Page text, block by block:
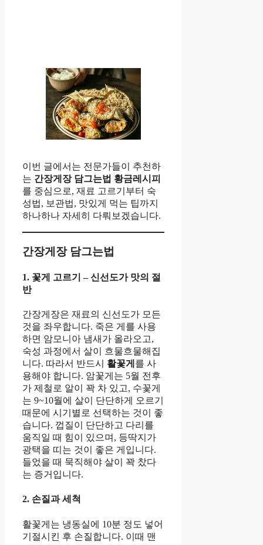
이번 글에서는 전문가들이 추천하
는 간장게장 담그는법 황금레시피
를 중심으로, 재료 고르기부터 숙
성법, 보관법, 맛있게 먹는 팁까지
하나하나 자세히 다뤄보겠습니다.
간장게장 담그는법
1. 꽃게 고르기 – 신선도가 맛의 절
반
간장게장은 재료의 신선도가 모든
것을 좌우합니다. 죽은 게를 사용
하면 암모니아 냄새가 올라오고,
숙성 과정에서 살이 흐물흐물해집
니다. 따라서 반드시 활꽃게 를 사
용해야 합니다. 암꽃게는 5월 전후
가 제철로 알이 꽉 차 있고, 수꽃게
는 9~10월에 살이 단단하게 오르기
때문에 시기별로 선택하는 것이 좋
습니다. 껍질이 단단하고 다리를
움직일 때 힘이 있으며, 등딱지가
광택을 띠는 것이 좋은 게입니다.
들었을 때 묵직해야 살이 꽉 찼다
는 증거입니다.
2. 손질과 세척
활꽃게는 냉동실에 10분 정도 넣어
기절시킨 후 손질합니다. 이때 맨